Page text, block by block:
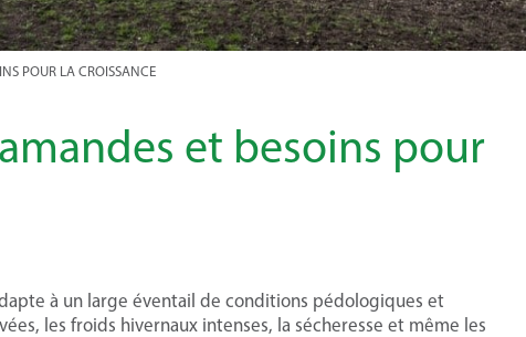
POUR LA CROISSANCE
et besoins pour
à un large éventail de conditions pédologiques et
les froids hivernaux intenses, la sécheresse et même les